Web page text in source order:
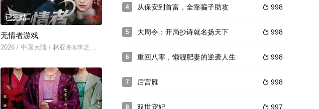
已完结 6.0
无情者游戏
2026 / 中国大陆 / 林亚冬&李之恩&徐静雅
4  998
从保安到首富，全靠骗子助攻
5  998
大周令：开局抄诗就名扬天下
6  998
重回八零，懒靓肥妻的逆袭人生
7  998
后宫雁
8  997
双世宠妃